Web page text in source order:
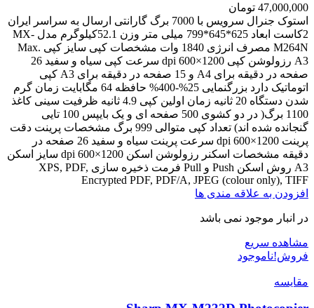
47,000,000 تومان
استوک جنرال سرویس با 7000 برگ گارانتی ارسال به سراسر ایران
2کاست ابعاد 625*645*799 میلی متر وزن 52.1کیلوگرم مدل MX-
M264N مصرف انرژی 1840 وات مشخصات کپی سایز کپی Max.
A3 رزولوشن کپی 1200×600 dpi سرعت کپی سیاه و سفید 26
صفحه در دقیقه برای A4 و 15 صفحه در دقیقه برای A3 کپی
اتوماتیک دارد بزرگنمایی 25%-400% حافظه 64 مگابایت زمان گرم
شدن دستگاه 20 ثانيه زمان اولین کپی 4.9 ثانيه ظرفیت سینی کاغذ
1100 برگ( در دو کشوی 500 صفحه ای و یک بایپس 100 تایی
گنجانده شده اند) تعداد کپی متوالی 999 برگ مشخصات پرینت دقت
پرینت 1200×600 dpi سرعت پرینت سیاه و سفید 26 صفحه در
دقیقه مشخصات اسکنر رزولوشن اسکن 1200×600 dpi سایز اسکن
A3 روش اسکن Push و Pull فرمت ذخیره سازی XPS, PDF,
Encrypted PDF, PDF/A, JPEG (colour only), TIFF
افزودن به علاقه مندی ها
در انبار موجود نمی باشد
مشاهده سریع
فروش!ناموجود
مقایسه